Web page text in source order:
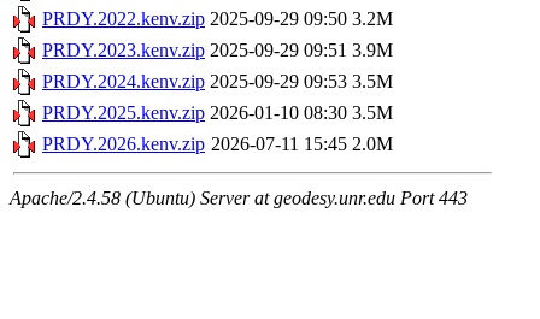
PRDY.2022.kenv.zip 2025-09-29 09:50 3.2M
PRDY.2023.kenv.zip 2025-09-29 09:51 3.9M
PRDY.2024.kenv.zip 2025-09-29 09:53 3.5M
PRDY.2025.kenv.zip 2026-01-10 08:30 3.5M
PRDY.2026.kenv.zip 2026-07-11 15:45 2.0M
Apache/2.4.58 (Ubuntu) Server at geodesy.unr.edu Port 443